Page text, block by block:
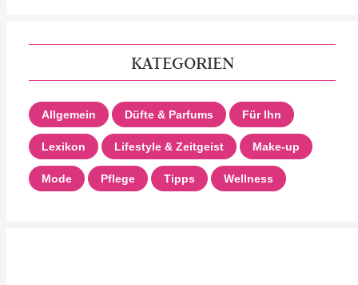
KATEGORIEN
Allgemein Düfte & Parfums Für Ihn
Lexikon Lifestyle & Zeitgeist Make-up
Mode Pflege Tipps Wellness